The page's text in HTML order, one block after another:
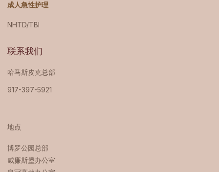
成人急性护理
NHTD/TBI
联系我们
哈马斯皮克总部
917-397-5921
地点
博罗公园总部 ‍
威廉斯堡办公室